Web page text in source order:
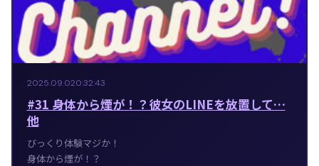
2025.09.020:32:43
#31 身体から煙が！？彼女のLINEを放置して…
他
びっくり体験マジか！
身体から煙が！？